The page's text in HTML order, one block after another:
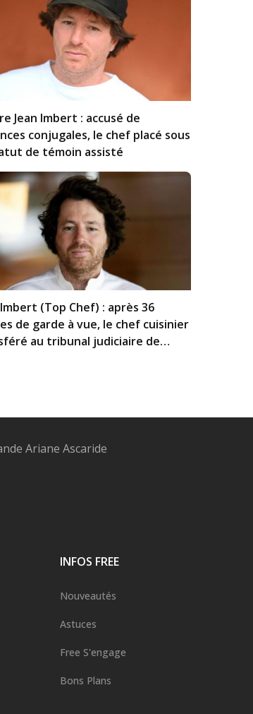
Jean Imbert : accusé de
conjugales, le chef placé sous
de témoin assisté
Imbert (Top Chef) : après 36
de garde à vue, le chef cuisinier
au tribunal judiciaire de
Ariane Ascaride
INFOS FREE
Nouveautés
Astuces
Free S'engage
Bons Plans